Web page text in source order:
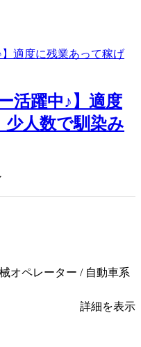
活躍中♪】適度
人数で馴染み
オペレーター / 自動車系
詳細を表示